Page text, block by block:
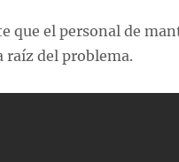
que el personal de
raíz del problema.